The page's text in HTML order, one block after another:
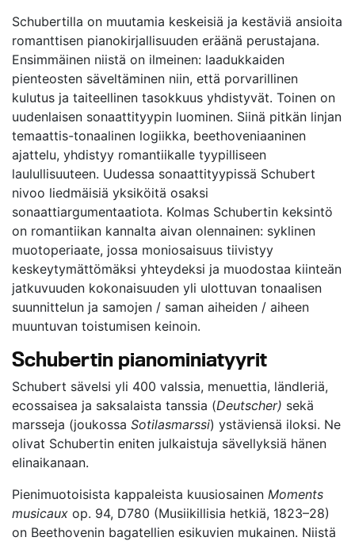
Schubertilla on muutamia keskeisiä ja kestäviä ansioita
romanttisen pianokirjallisuuden eräänä perustajana.
Ensimmäinen niistä on ilmeinen: laadukkaiden
pienteosten säveltäminen niin, että porvarillinen
kulutus ja taiteellinen tasokkuus yhdistyvät. Toinen on
uudenlaisen sonaattityypin luominen. Siinä pitkän linjan
temaattis-tonaalinen logiikka, beethoveniaaninen
ajattelu, yhdistyy romantiikalle tyypilliseen
laulullisuuteen. Uudessa sonaattityypissä Schubert
nivoo­­­ liedmäisiä yksiköitä osaksi
sonaattiargumentaatiota. Kolmas Schubertin keksintö
on romantiikan kannalta aivan olennainen: syklinen
muotoperiaate, jossa moniosaisuus tiivistyy
keskeytymättömäksi yhteydeksi ja muodostaa kiinteän
jatkuvuuden kokonaisuuden yli ulottuvan tonaalisen
suunnittelun ja samojen / saman aiheiden / aiheen
muuntuvan toistumisen keinoin.
Schubertin pianominiatyyrit
Schubert sävelsi yli 400 valssia, menuettia, ländleriä,
ecossaisea ja saksalaista tanssia (Deutscher) sekä
marsseja (joukossa Sotilasmarssi) ystäviensä iloksi. Ne
olivat Schubertin eniten julkaistuja sävellyksiä hänen
elinaikanaan.
Pienimuotoisista kappaleista kuusiosainen Moments
musicaux op. 94, D780 (Musiikillisia hetkiä, 1823–28)
on Beethovenin bagatellien esikuvien mukainen. Niistä